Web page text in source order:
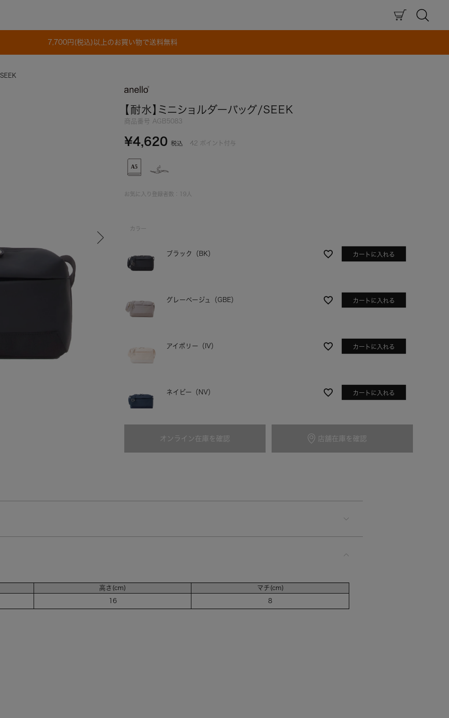
7,700円(税込)以上のお買い物で送料無料
【耐水】ミニショルダーバッグ/SEEK
商品番号 AGB5083
¥4,620 税込 42 ポイント付与
お気に入り登録者数： 19 人
×
カラー
ブラック（BK） カートに入れる
グレーベージュ（GBE） カートに入れる
アイボリー（IV） カートに入れる
ネイビー（NV） カートに入れる
オリーブ（OLV）
残りわずか
カートに入れる
オンライン在庫を確認 店舗在庫を確認
高さ(cm)
16
マチ(cm)
8